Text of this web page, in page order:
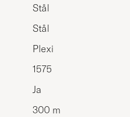
Stål
Stål
Plexi
1575
Ja
300 m